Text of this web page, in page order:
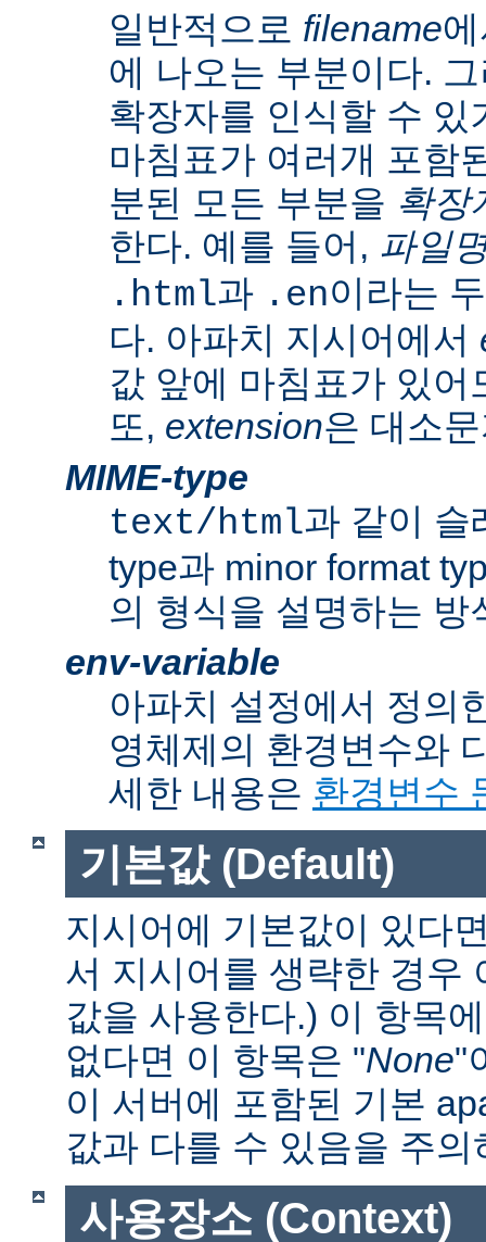
일반적으로 filename
에 나오는 부분이다.
확장자를 인식할 수
마침표가 여러개 포함
분된 모든 부분을 확장
한다. 예를 들어, 파일
.html과 .en이라는
다. 아파치 지시어에서
값 앞에 마침표가 있
또, extension은 대소
MIME-type
text/html과 같이 슬
type과 minor format
의 형식을 설명하는 방
env-variable
아파치 설정에서 정의
영체제의 환경변수와
세한 내용은 환경변수
기본값 (Default)
지시어에 기본값이 있다
서 지시어를 생략한 경우
값을 사용한다.) 이 항목
없다면 이 항목은 "None"
이 서버에 포함된 기본
값과 다를 수 있음을 주의
사용장소 (Context)